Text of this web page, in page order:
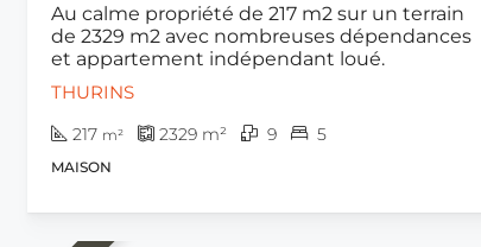
Au calme propriété de 217 m2 sur un terrain
de 2329 m2 avec nombreuses dépendances
et appartement indépendant loué.
THURINS
217 m² 2329m² 9 5
MAISON